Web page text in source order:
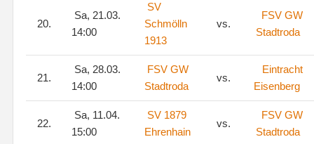
20.
Sa, 21.03.
14:00
SV
Schmölln
1913
vs.
FSV GW
Stadtroda
21.
Sa, 28.03.
14:00
FSV GW
Stadtroda
vs.
Eintracht
Eisenberg
22.
Sa, 11.04.
15:00
SV 1879
Ehrenhain
vs.
FSV GW
Stadtroda